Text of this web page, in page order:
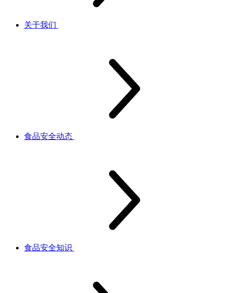
关于我们
食品安全动态
食品安全知识